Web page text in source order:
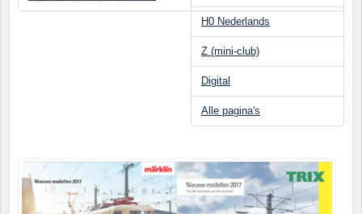
H0 Nederlands
Z (mini-club)
Digital
Alle pagina's